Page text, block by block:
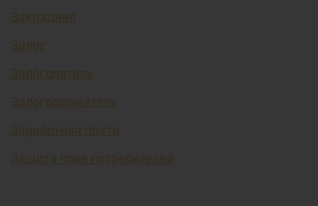
Закладная
Залог
Залогодатель
Залогодержатель
Заработная плата
Защита прав потребителей